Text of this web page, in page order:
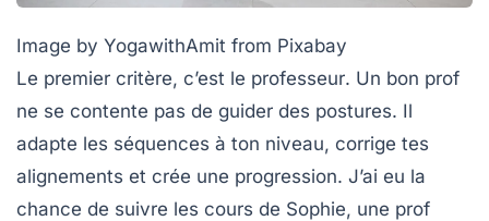
Image by YogawithAmit from Pixabay
Le premier critère, c’est le professeur. Un bon prof
ne se contente pas de guider des postures. Il
adapte les séquences à ton niveau, corrige tes
alignements et crée une progression. J’ai eu la
chance de suivre les cours de Sophie, une prof